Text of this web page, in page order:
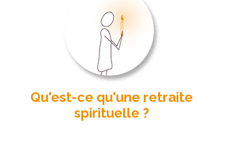
Qu'est-ce qu'une retraite
spirituelle ?